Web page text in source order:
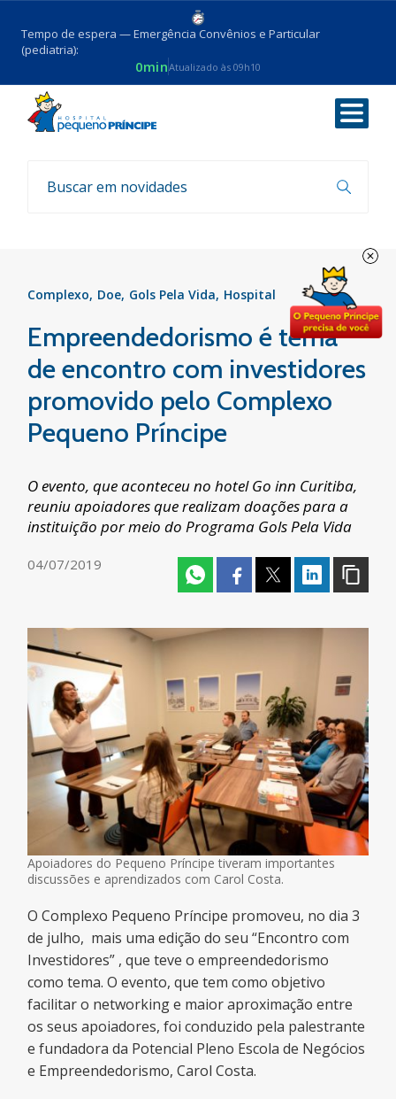
Tempo de espera — Emergência Convênios e Particular
(pediatria):
0minAtualizado às 09h10
Voltar
Notícias
Complexo Doe Gols Pela Vida Hospital
Empreendedorismo é tema
de encontro com investidores
promovido pelo Complexo
Pequeno Príncipe
O evento, que aconteceu no hotel Go inn Curitiba,
reuniu apoiadores que realizam doações para a
instituição por meio do Programa Gols Pela Vida
04/07/2019
Apoiadores do Pequeno Príncipe tiveram importantes
discussões e aprendizados com Carol Costa.
O Complexo Pequeno Príncipe promoveu, no dia 3
de julho, mais uma edição do seu “Encontro com
Investidores” , que teve o empreendedorismo
como tema. O evento, que tem como objetivo
facilitar o networking e maior aproximação entre
os seus apoiadores, foi conduzido pela palestrante
e fundadora da Potencial Pleno Escola de Negócios
e Empreendedorismo, Carol Costa.